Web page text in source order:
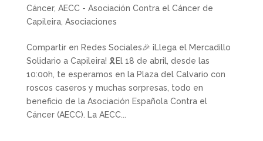
Cáncer, AECC - Asociación Contra el Cáncer de
Capileira, Asociaciones
Compartir en Redes Sociales🎉 ¡Llega el Mercadillo
Solidario a Capileira! 🎗El 18 de abril, desde las
10:00h, te esperamos en la Plaza del Calvario con
roscos caseros y muchas sorpresas, todo en
beneficio de la Asociación Española Contra el
Cáncer (AECC). La AECC...